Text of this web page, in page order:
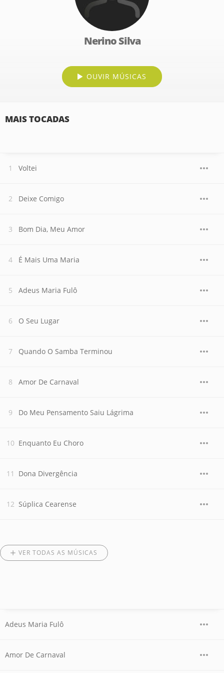
Nerino Silva
OUVIR MÚSICAS
MAIS TOCADAS
Voltei
Deixe Comigo
Bom Dia, Meu Amor
É Mais Uma Maria
Adeus Maria Fulô
O Seu Lugar
Quando O Samba Terminou
Amor De Carnaval
Do Meu Pensamento Saiu Lágrima
Enquanto Eu Choro
Dona Divergência
Súplica Cearense
VER TODAS AS MÚSICAS
Adeus Maria Fulô
Amor De Carnaval